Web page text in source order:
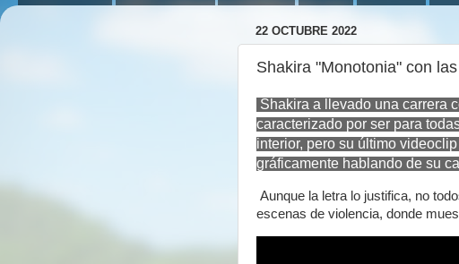
22 OCTUBRE 2022
Shakira "Monotonia" con
Shakira a llevado una carrera
caracterizado por ser para
interior, pero su último
gráficamente hablando de su
Aunque la letra lo justifica, no
escenas de violencia, donde